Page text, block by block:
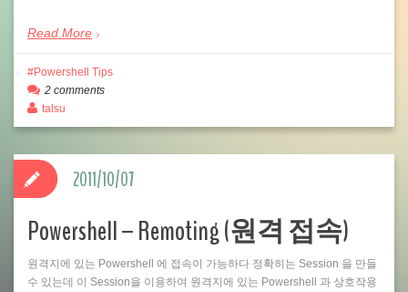
Read More
Powershell Tips
2 comments
talsu
Powershell – Remoting (원격 접속)
원격지에 있는 Powershell 에 접속이 가능하다 정확히는 Session 을 만들
수 있는데 이 Session을 이용하여 원격지에 있는 Powershell 과 상호작용
2011/10/07